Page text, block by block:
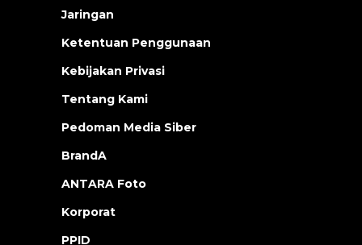
Jaringan
Ketentuan Penggunaan
Kebijakan Privasi
Tentang Kami
Pedoman Media Siber
BrandA
ANTARA Foto
Korporat
PPID